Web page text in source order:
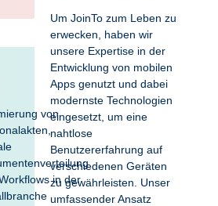
von
in der
Um JoinTo zum Leben zu
erwecken, haben wir
unsere Expertise in der
Entwicklung von mobilen
Apps genutzt und dabei
modernste Technologien
eingesetzt, um eine
nahtlose
Benutzererfahrung auf
verschiedenen Geräten
zu gewährleisten. Unser
umfassender Ansatz